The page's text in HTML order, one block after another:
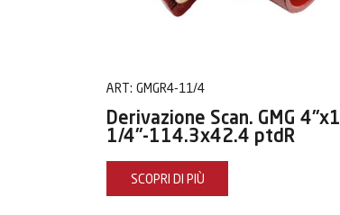
ART: GMGR4-11/4
Derivazione Scan. GMG 4"x1
1/4"-114.3x42.4 ptdR
SCOPRI DI PIÙ